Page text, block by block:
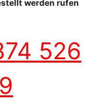
werden rufen
526